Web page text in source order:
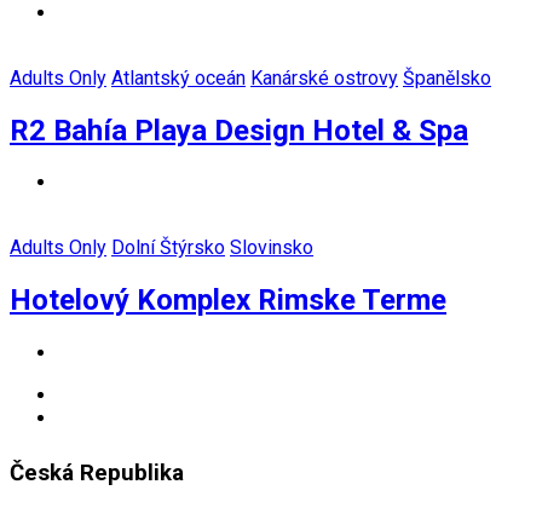
Adults Only Atlantský oceán Kanárské ostrovy Španělsko
R2 Bahía Playa Design Hotel & Spa
Adults Only Dolní Štýrsko Slovinsko
Hotelový Komplex Rimske Terme
Česká Republika